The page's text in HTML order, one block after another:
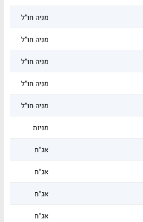
מניה חו"ל
מניה חו"ל
מניה חו"ל
מניה חו"ל
מניה חו"ל
מניות
אג"ח
אג"ח
אג"ח
אג"ח